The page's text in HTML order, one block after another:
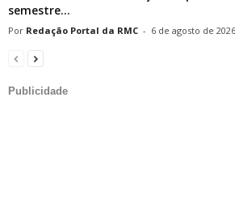
semestre...
Redação Portal da RMC - 6 de agosto de 2026
Publicidade